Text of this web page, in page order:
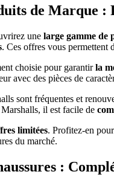
de Marque :
une large gamme de
. Ces offres vous permettent
choisie pour garantirla
avec des pièces de
sont fréquentes et
il est facile de
limitées. Profitez-en
du marché.
: